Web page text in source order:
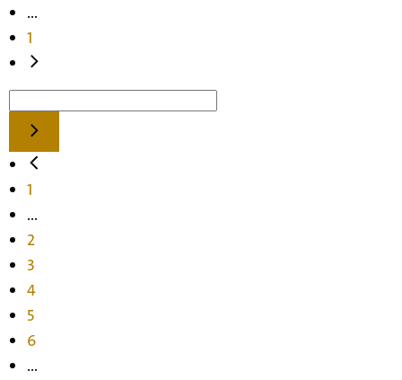
...
1
1
...
2
3
4
5
6
...